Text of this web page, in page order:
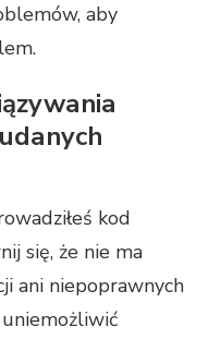
aby
kod
się, że nie ma
ani niepoprawnych